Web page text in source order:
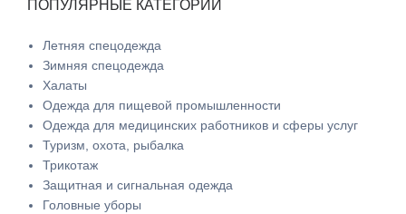
ПОПУЛЯРНЫЕ КАТЕГОРИИ
Летняя спецодежда
Зимняя спецодежда
Халаты
Одежда для пищевой промышленности
Одежда для медицинских работников и сферы услуг
Туризм, охота, рыбалка
Трикотаж
Защитная и сигнальная одежда
Головные уборы